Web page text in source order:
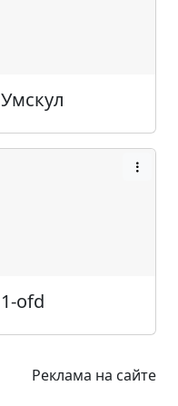
Умскул
1-ofd
Реклама на сайте